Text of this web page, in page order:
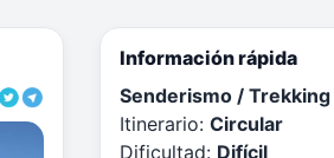
Información rápida
Senderismo /
Itinerario:Circular
Dificultad: Difícil